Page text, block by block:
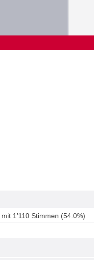
mit 1’110 Stimmen (54.0%)